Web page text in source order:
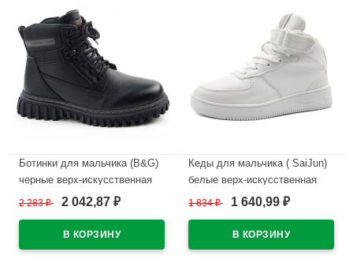
Ботинки для мальчика (B&G)
черные верх-искусственная
кожа подкладка
m-bg-F370-11A
2 283₽ 2 042,87 ₽
Кеды для мальчика ( SaiJun)
белые верх-искусственная
кожа подкладка
czz-C6560-4
1 834₽ 1 640,99 ₽